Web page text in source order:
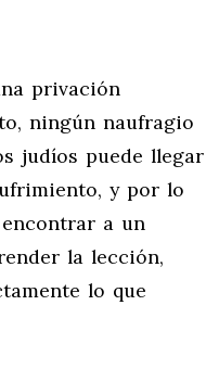
privación
ningún naufragio
judíos puede llegar
y por lo
a un
la lección,
lo que